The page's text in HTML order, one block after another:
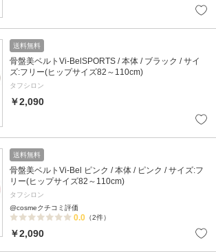
送料無料
骨盤美ベルトVi-BelSPORTS / 本体 / ブラック / サイ
ズ:フリー(ヒップサイズ82～110cm)
タフシロン
￥2,090
送料無料
骨盤美ベルトVi-Bel ピンク / 本体 / ピンク / サイズ:フ
リー(ヒップサイズ82～110cm)
タフシロン
@cosmeクチコミ評価
0.0 （2件）
￥2,090